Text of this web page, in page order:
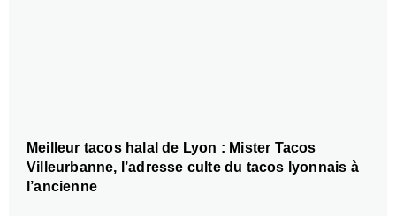
Meilleur tacos halal de Lyon : Mister Tacos
Villeurbanne, l’adresse culte du tacos lyonnais à
l’ancienne